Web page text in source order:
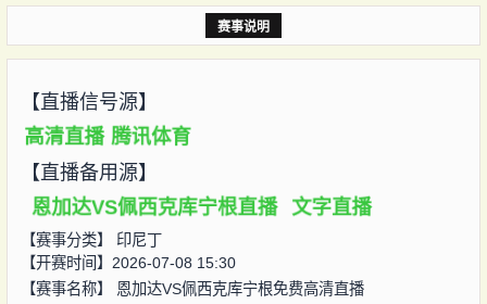
赛事说明
【直播信号源】
高清直播 腾讯体育
【直播备用源】
恩加达VS佩西克库宁根直播 文字直播
【赛事分类】 印尼丁
【开赛时间】2026-07-08 15:30
【赛事名称】
恩加达VS佩西克库宁根免费高清直播